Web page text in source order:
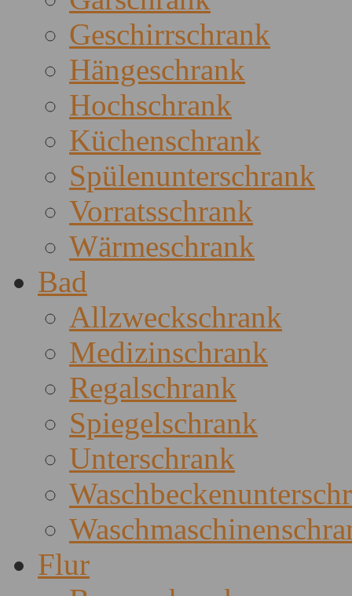
Geschirrschrank
Hängeschrank
Hochschrank
Küchenschrank
Spülenunterschrank
Vorratsschrank
Wärmeschrank
Bad
Allzweckschrank
Medizinschrank
Regalschrank
Spiegelschrank
Unterschrank
Flur